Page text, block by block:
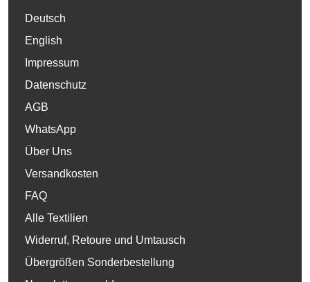
Deutsch
English
Impressum
Datenschutz
AGB
WhatsApp
Über Uns
Versandkosten
FAQ
Alle Textilien
Widerruf, Retoure und Umtausch
Übergrößen Sonderbestellung